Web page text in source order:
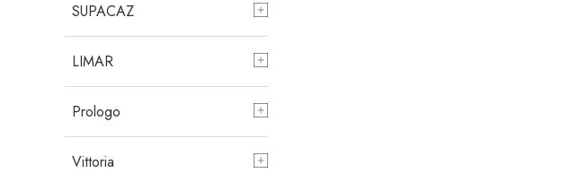
SUPACAZ
LIMAR
Prologo
Vittoria